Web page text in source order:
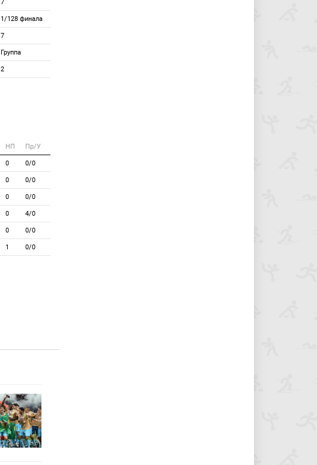
7
1/128 финала
7
Группа
2
НП Пр/У
0 0/0
0 0/0
0 0/0
0 4/0
0 0/0
1 0/0